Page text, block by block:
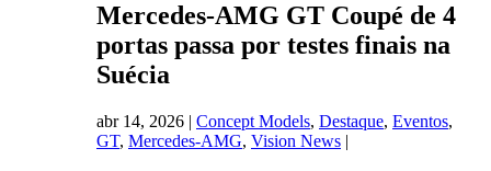
Mercedes-AMG GT Coupé de 4
portas passa por testes finais na
Suécia
abr 14, 2026 | Concept Models, Destaque, Eventos,
GT, Mercedes-AMG, Vision News |